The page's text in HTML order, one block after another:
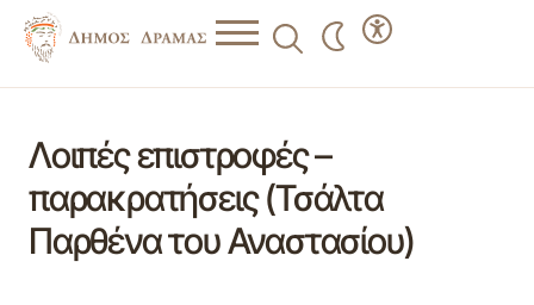
Λοιπές επιστροφές –
παρακρατήσεις (Τσάλτα
Παρθένα του Αναστασίου)